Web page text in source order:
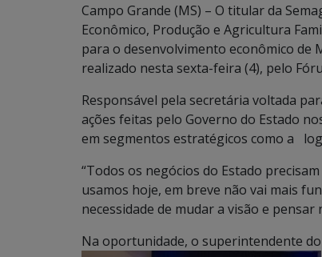
Campo Grande (MS) – O titular da
Econômico, Produção e Agricultura
para o desenvolvimento econômico de
realizado nesta sexta-feira (4), pelo
Responsável pela secretária voltada
ações feitas pelo Governo do Estado
em segmentos estratégicos como a
“Todos os negócios do Estado
usamos hoje, em breve não vai mais
necessidade de mudar a visão e
Na oportunidade, o superintendente